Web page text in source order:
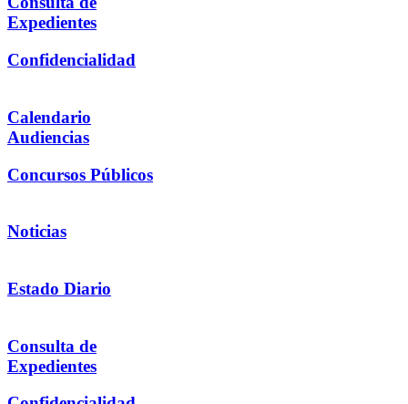
Expedientes
Confidencialidad
Calendario
Audiencias
Concursos Públicos
Noticias
Estado Diario
Consulta de
Expedientes